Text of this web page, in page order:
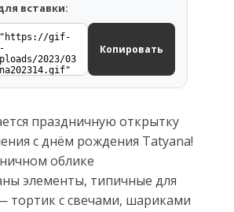
вставки:
Копировать
праздничную открытку
с днём рождения Tatyana!
облике
элементы, типичные для
тортик с свечами, шариками